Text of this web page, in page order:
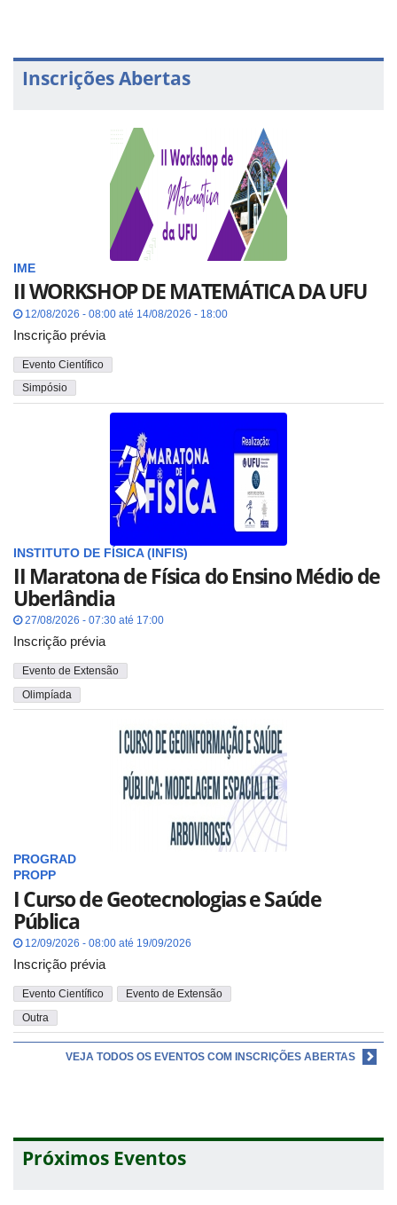
Inscrições Abertas
IME
II WORKSHOP DE MATEMÁTICA DA UFU
12/08/2026 - 08:00 até 14/08/2026 - 18:00
Inscrição prévia
Evento Científico
Simpósio
INSTITUTO DE FÍSICA (INFIS)
II Maratona de Física do Ensino Médio de
Uberlândia
27/08/2026 - 07:30 até 17:00
Inscrição prévia
Evento de Extensão
Olimpíada
PROGRAD
PROPP
I Curso de Geotecnologias e Saúde
Pública
12/09/2026 - 08:00 até 19/09/2026
Inscrição prévia
Evento Científico
Evento de Extensão
Outra
VEJA TODOS OS EVENTOS COM INSCRIÇÕES ABERTAS
Próximos Eventos